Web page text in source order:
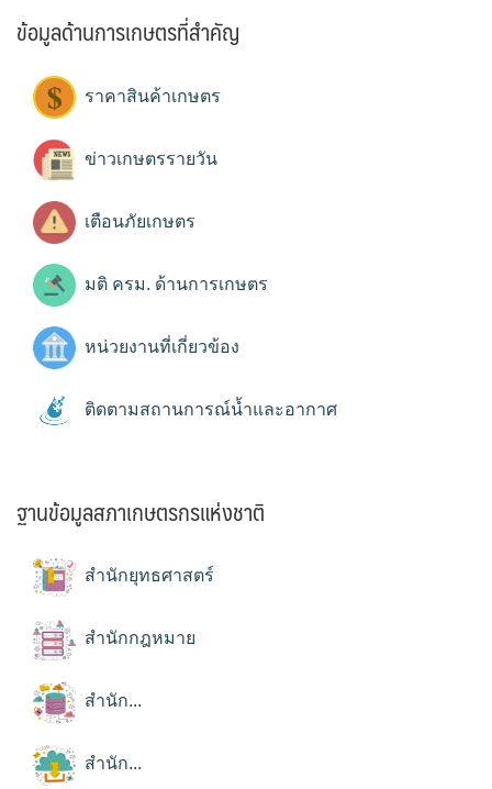
ข้อมูลด้านการเกษตรที่สำคัญ
ราคาสินค้าเกษตร
ข่าวเกษตรรายวัน
เตือนภัยเกษตร
มติ ครม. ด้านการเกษตร
หน่วยงานที่เกี่ยวข้อง
ติดตามสถานการณ์น้ำและอากาศ
ฐานข้อมูลสภาเกษตรกรแห่งชาติ
สำนักยุทธศาสตร์
สำนักกฎหมาย
สำนัก...
สำนัก...